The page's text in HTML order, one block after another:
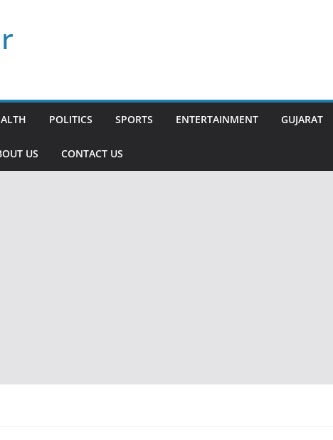
POLITICS SPORTS ENTERTAINMENT GUJARAT
US CONTACT US